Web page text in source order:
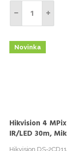
Hikvision 4
IR/LED 30m,
Hikvision DS-
Novinka